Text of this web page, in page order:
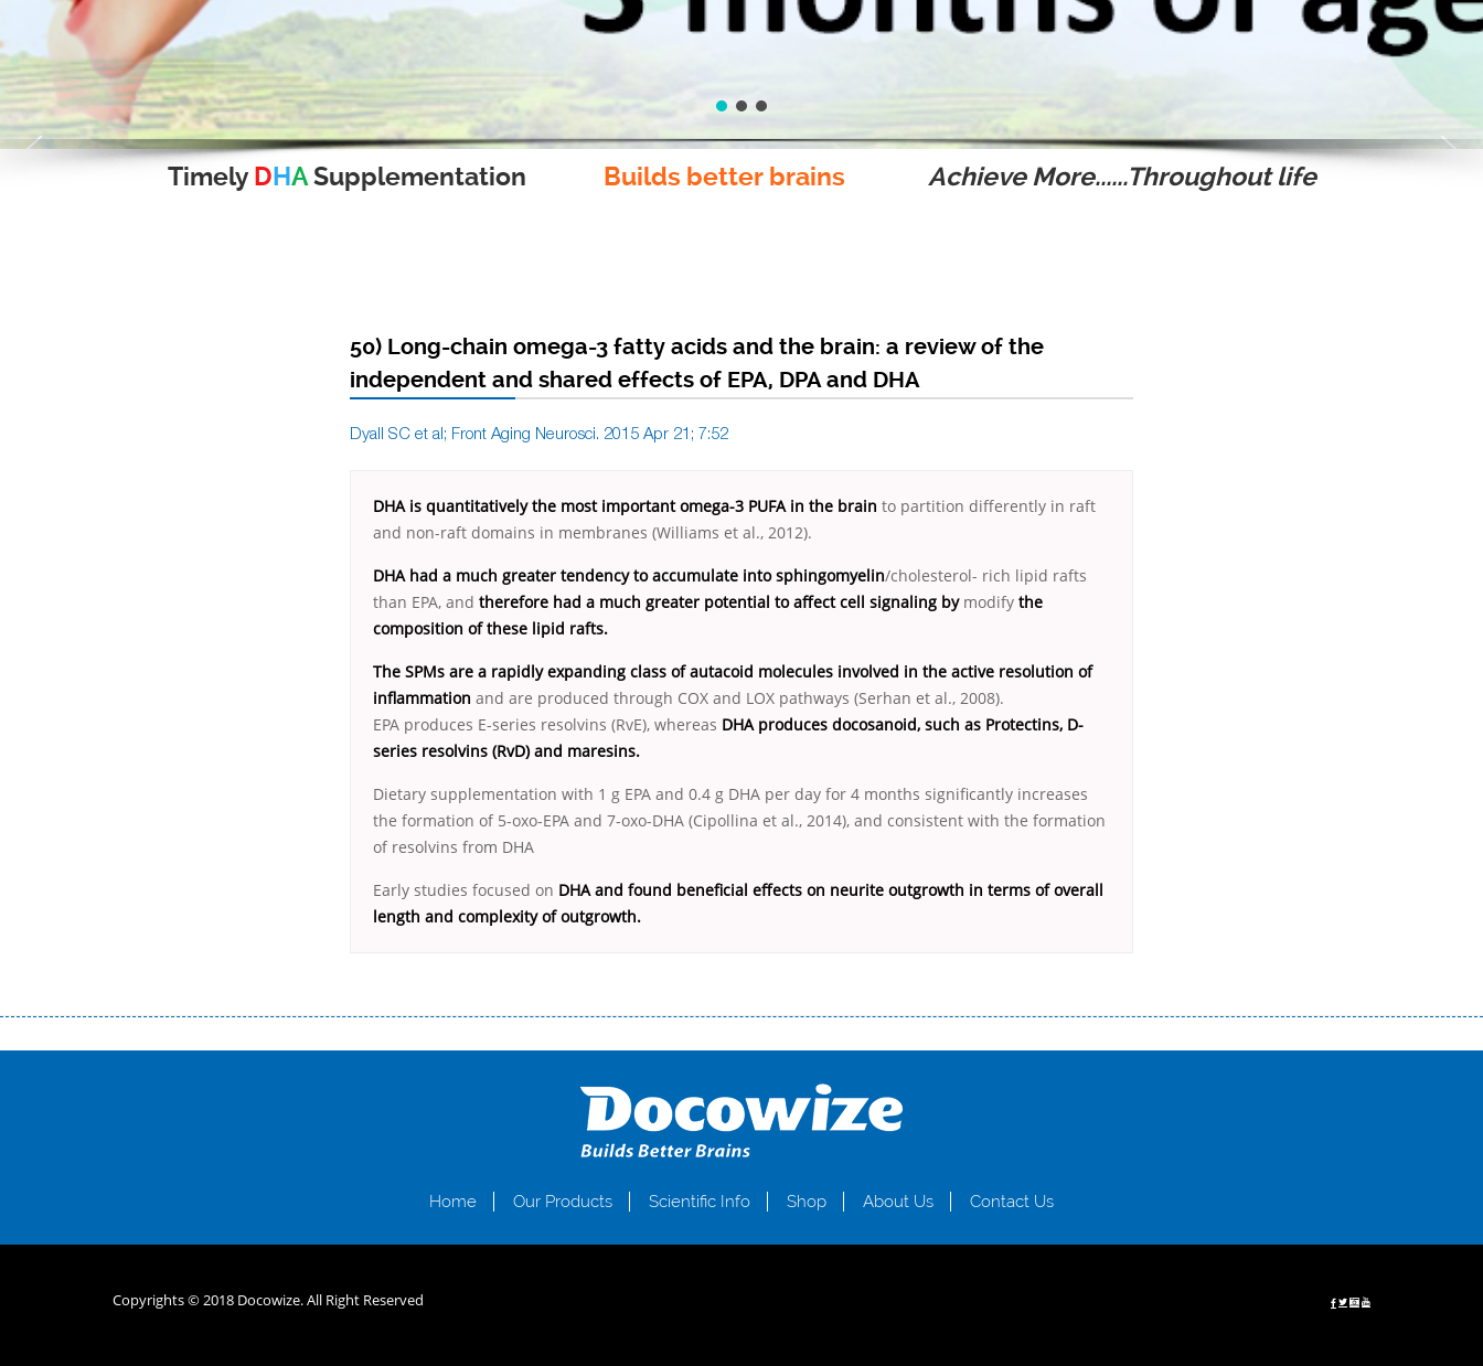
Timely DHASupplementation Builds better brains Achieve More......Throughout life
50) Long-chain omega-3 fatty acids and the brain: a review of the
independent and shared effects of EPA, DPA and DHA
Dyall SC et al; Front Aging Neurosci. 2015 Apr 21; 7:52
DHA is quantitatively the most important omega-3 PUFA in the brain to partition differently in raft
and non-raft domains in membranes (Williams et al., 2012).
DHA had a much greater tendency to accumulate into sphingomyelin/cholesterol- rich lipid rafts
than EPA, and therefore had a much greater potential to affect cell signaling by modify the
composition of these lipid rafts.
The SPMs are a rapidly expanding class of autacoid molecules involved in the active resolution of
inflammation and are produced through COX and LOX pathways (Serhan et al., 2008).
EPA produces E-series resolvins (RvE), whereas DHA produces docosanoid, such as Protectins, D-
series resolvins (RvD) and maresins.
Dietary supplementation with 1 g EPA and 0.4 g DHA per day for 4 months significantly increases
the formation of 5-oxo-EPA and 7-oxo-DHA (Cipollina et al., 2014), and consistent with the formation
of resolvins from DHA
Early studies focused on DHA and found beneficial effects on neurite outgrowth in terms of overall
length and complexity of outgrowth.
Home Our Products Scientific Info Shop About Us Contact Us
Copyrights © 2018 Docowize. All Right Reserved